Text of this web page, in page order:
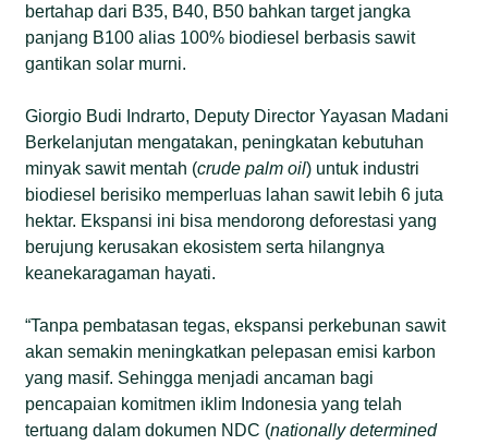
bertahap dari B35, B40, B50 bahkan target jangka
panjang B100 alias 100% biodiesel berbasis sawit
gantikan solar murni.
Giorgio Budi Indrarto, Deputy Director Yayasan Madani
Berkelanjutan mengatakan, peningkatan kebutuhan
minyak sawit mentah (crude palm oil) untuk industri
biodiesel berisiko memperluas lahan sawit lebih 6 juta
hektar. Ekspansi ini bisa mendorong deforestasi yang
berujung kerusakan ekosistem serta hilangnya
keanekaragaman hayati.
“Tanpa pembatasan tegas, ekspansi perkebunan sawit
akan semakin meningkatkan pelepasan emisi karbon
yang masif. Sehingga menjadi ancaman bagi
pencapaian komitmen iklim Indonesia yang telah
tertuang dalam dokumen NDC (nationally determined